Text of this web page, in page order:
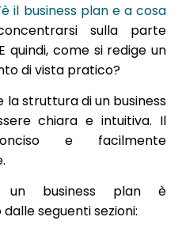
il business plan e a cosa
sulla parte
come si redige un
di vista pratico?
struttura di un business
chiara e intuitiva. Il
e facilmente
un business plan è
seguenti sezioni: